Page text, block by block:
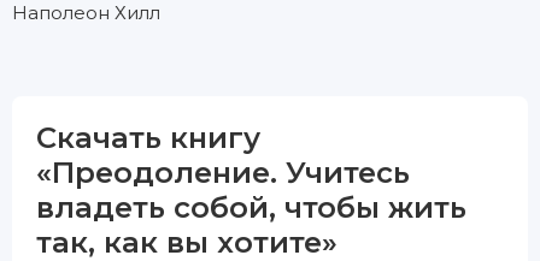
Наполеон Хилл
Скачать книгу
«Преодоление. Учитесь
владеть собой, чтобы жить
так, как вы хотите»